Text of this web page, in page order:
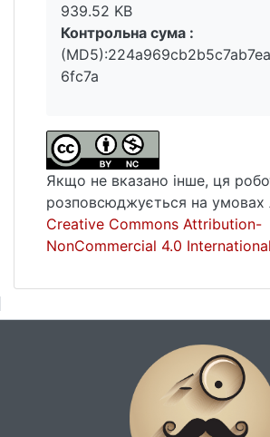
939.52 KB
Контрольна сума :
6fc7a
Якщо не вказано інше, ця
розповсюджується на умовах
Creative Commons Attribution-
NonCommercial 4.0 International